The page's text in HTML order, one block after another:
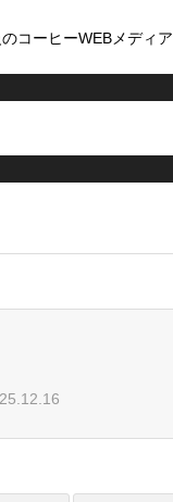
コーヒーWEBメディア